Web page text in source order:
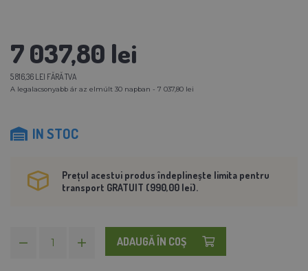
7 037,80 lei
5 816,36 LEI FĂRĂ TVA
A legalacsonyabb ár az elmúlt 30 napban - 7 037,80 lei
IN STOC
Prețul acestui produs îndeplinește limita pentru
transport GRATUIT (990,00 lei).
ADAUGĂ ÎN COŞ